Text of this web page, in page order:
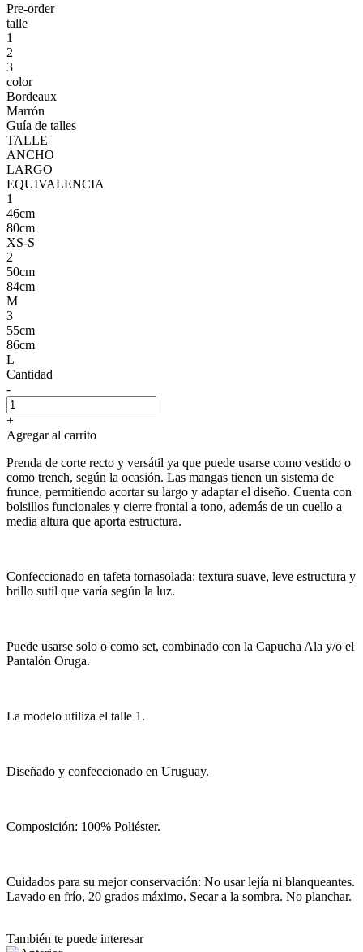
Pre-order
talle
1
2
3
color
Bordeaux
Marrón
Guía de talles
TALLE
ANCHO
LARGO
EQUIVALENCIA
1
46cm
80cm
XS-S
2
50cm
84cm
M
3
55cm
86cm
L
Cantidad
-
+
Agregar al carrito
Prenda de corte recto y versátil ya que puede usarse como vestido o
como trench, según la ocasión. Las mangas tienen un sistema de
frunce, permitiendo acortar su largo y adaptar el diseño. Cuenta con
bolsillos funcionales y cierre frontal a tono, además de un cuello a
media altura que aporta estructura.
Confeccionado en tafeta tornasolada: textura suave, leve estructura y
brillo sutil que varía según la luz.
Puede usarse solo o como set, combinado con la Capucha Ala y/o el
Pantalón Oruga.
La modelo utiliza el talle 1.
Diseñado y confeccionado en Uruguay.
Composición: 100% Poliéster.
Cuidados para su mejor conservación: No usar lejía ni blanqueantes.
Lavado en frío, 20 grados máximo. Secar a la sombra. No planchar.
También te puede interesar